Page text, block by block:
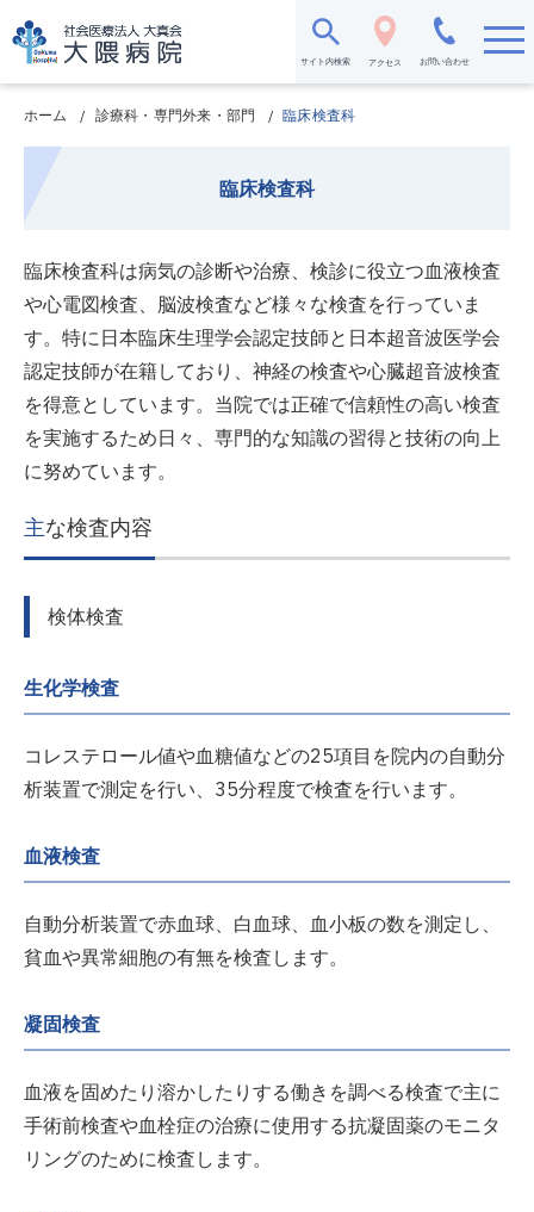
イ
サイト内検索 アクセス お問い合わせ
ホーム 診療科・専門外来・部門 臨床検査科
臨床検査科
臨床検査科は病気の診断や治療、検診に役立つ血液検査
や心電図検査、脳波検査など様々な検査を行っていま
す。特に日本臨床生理学会認定技師と日本超音波医学会
認定技師が在籍しており、神経の検査や心臓超音波検査
を得意としています。当院では正確で信頼性の高い検査
を実施するため日々、専門的な知識の習得と技術の向上
に努めています。
主な検査内容
検体検査
生化学検査
コレステロール値や血糖値などの25項目を院内の自動分
析装置で測定を行い、35分程度で検査を行います。
血液検査
自動分析装置で赤血球、白血球、血小板の数を測定し、
貧血や異常細胞の有無を検査します。
凝固検査
血液を固めたり溶かしたりする働きを調べる検査で主に
手術前検査や血栓症の治療に使用する抗凝固薬のモニタ
リングのために検査します。